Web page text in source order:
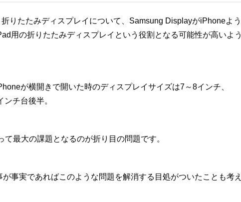
りたたみディスプレイについて、Samsung DisplayがiPhoneよう
用の折りたたみディスプレイという役割となる可能性が高いよう
が横開きで開いた時のディスプレイサイズは7～8インチ、
チ台後半。
最大の課題となるのが折り目の問題です。
事実であればこのような問題を解消する目処がついたことも考え